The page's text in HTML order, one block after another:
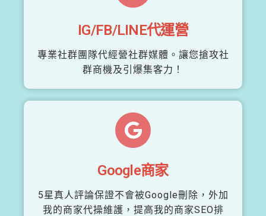
IG/FB/LINE代運營
專業社群團隊代經營社群媒體。讓您搶攻社
群商機及引爆集客力！
Google商家
5星真人評論保證不會被Google刪除，外加
我的商家代操維護，提高我的商家SEO排